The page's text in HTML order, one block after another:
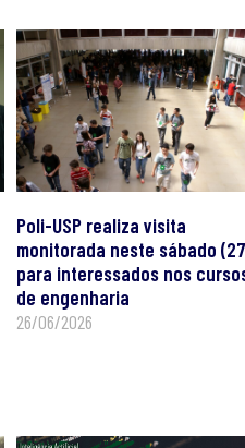
Poli-USP realiza visita
monitorada neste sábado
para interessados nos
de engenharia
26/06/2026